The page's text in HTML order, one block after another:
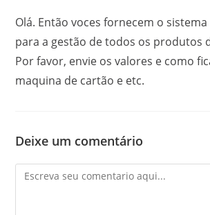
Olá. Então voces fornecem o
para a gestão de todos os produtos
Por favor, envie os valores e como
maquina de cartão e etc.
Deixe um comentário